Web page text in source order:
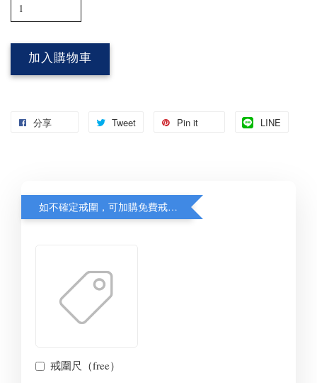
加入購物車
分享 Tweet Pin it LINE
如不確定戒圍，可加購免費戒圍尺，先量再出貨，備註填寫戒圍待確認
戒圍尺（free）